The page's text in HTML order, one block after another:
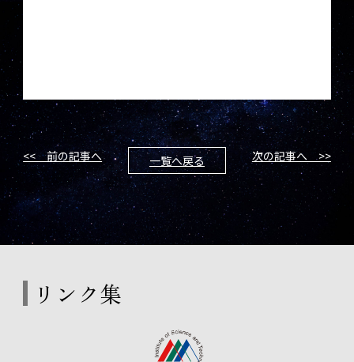
<< 前の記事へ 一覧へ戻る 次の記事へ >>
リンク集